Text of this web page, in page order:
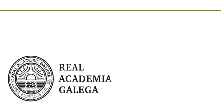
Real Academia Galega